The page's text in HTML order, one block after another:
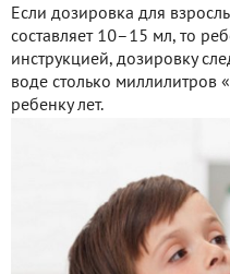
Если дозировка для
составляет 10–15 мл, то
инструкцией, дозировку
воде столько миллилитров
ребенку лет.